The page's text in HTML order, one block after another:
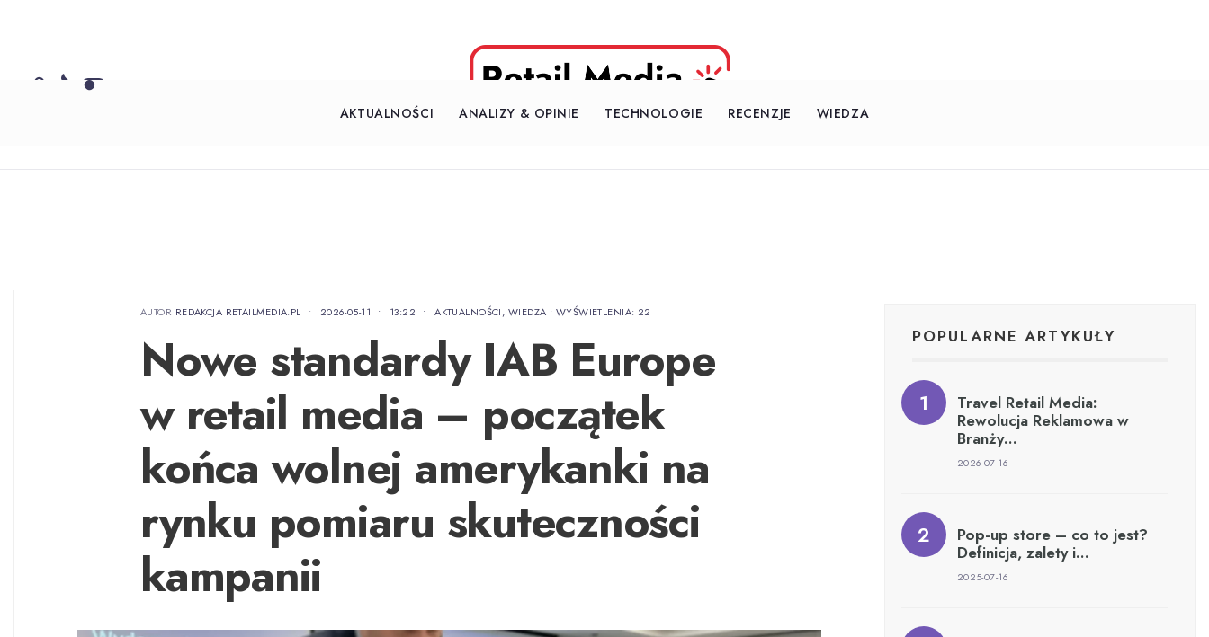
AKTUALNOŚCI ANALIZY & OPINIE TECHNOLOGIE RECENZJE WIEDZA
AUTOR REDAKCJA RETAILMEDIA.PL • 2026-05-11 • 13:22 • AKTUALNOŚCI, WIEDZA • WYŚWIETLENIA: 22
Nowe standardy IAB Europe
w retail media – początek
końca wolnej amerykanki na
rynku pomiaru skuteczności
kampanii
POPULARNE ARTYKUŁY
Travel Retail Media:
Rewolucja Reklamowa w
Branży…
2026-07-16
Pop-up store – co to jest?
Definicja, zalety i…
2025-07-16